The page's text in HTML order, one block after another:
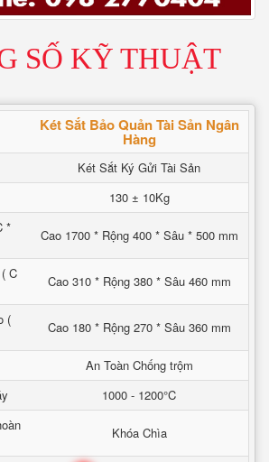
SỐ KỸ THUẬT
Két Sắt Bảo Quản Tài Sản Ngân
Hàng
Két Sắt Ký Gửi Tài Sản
130 ± 10Kg
*
Cao 1700 * Rộng 400 * Sâu * 500 mm
C
Cao 310 * Rộng 380 * Sâu 460 mm
(
Cao 180 * Rộng 270 * Sâu 360 mm
An Toàn Chống trộm
1000 - 1200°C
Khóa Chìa